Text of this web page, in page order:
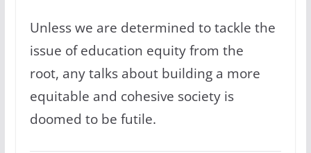
Unless we are determined to tackle the
issue of education equity from the
root, any talks about building a more
equitable and cohesive society is
doomed to be futile.